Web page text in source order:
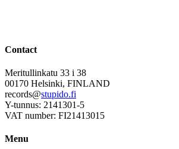
Contact
Meritullinkatu 33 i 38
00170 Helsinki, FINLAND
records@stupido.fi
Y-tunnus: 2141301-5
VAT number: FI21413015
Menu